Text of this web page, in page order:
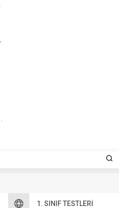
1. SINIF TESTLERI